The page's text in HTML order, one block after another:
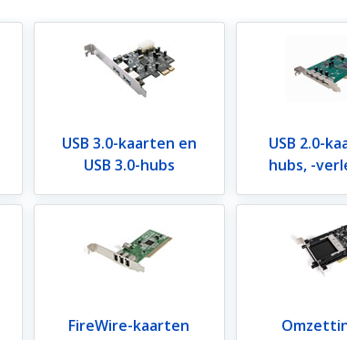
USB 3.0-kaarten en
USB 3.0-hubs
USB 2.0-
hubs, -
FireWire-kaarten